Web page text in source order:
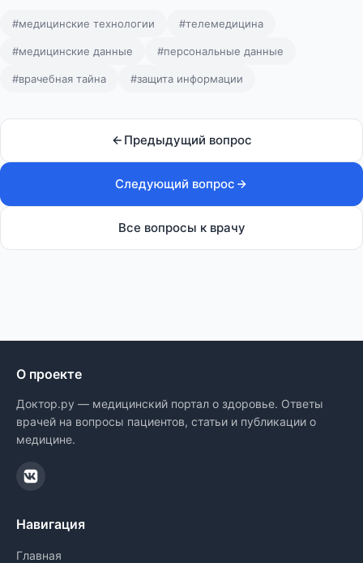
#медицинские технологии #телемедицина
#медицинские данные #персональные данные
#врачебная тайна #защита информации
Предыдущий вопрос
Следующий вопрос
Все вопросы к врачу
О проекте
Доктор.ру — медицинский портал о здоровье. Ответы
врачей на вопросы пациентов, статьи и публикации о
медицине.
Навигация
Главная